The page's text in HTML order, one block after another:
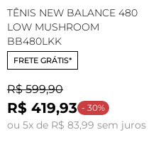
TÊNIS NEW BALANCE 480
LOW MUSHROOM
BB480LKK
FRETE GRÁTIS*
R$ 599,90
R$ 419,93 - 30%
ou 5x de R$ 83,99 sem juros